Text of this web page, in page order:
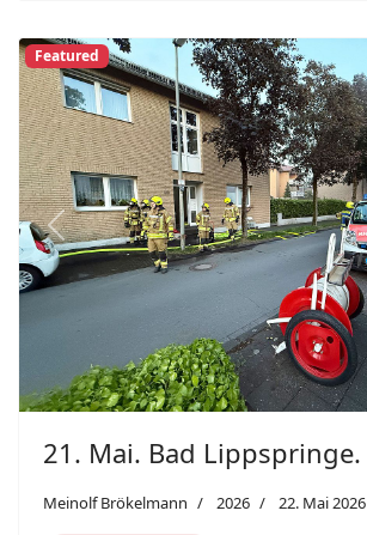
Weiterlesen: 21. Mai. Bad Lippspringe.
Previous
Featured
23. Mai. Paderborn.
Meinolf Brökelmann 2026 23. Mai 2026
Paderborn
Zwei intensive Tage voller Realität,
echter Einsatzmomente beenden
sechswöchige Grundausbildung im
Rettungssanitäter-Lehrgang 2026-
Weiterlesen: 23. Mai. Paderborn.